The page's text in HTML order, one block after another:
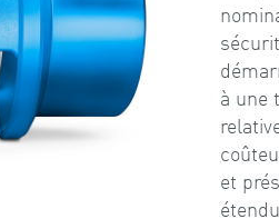
à une
et